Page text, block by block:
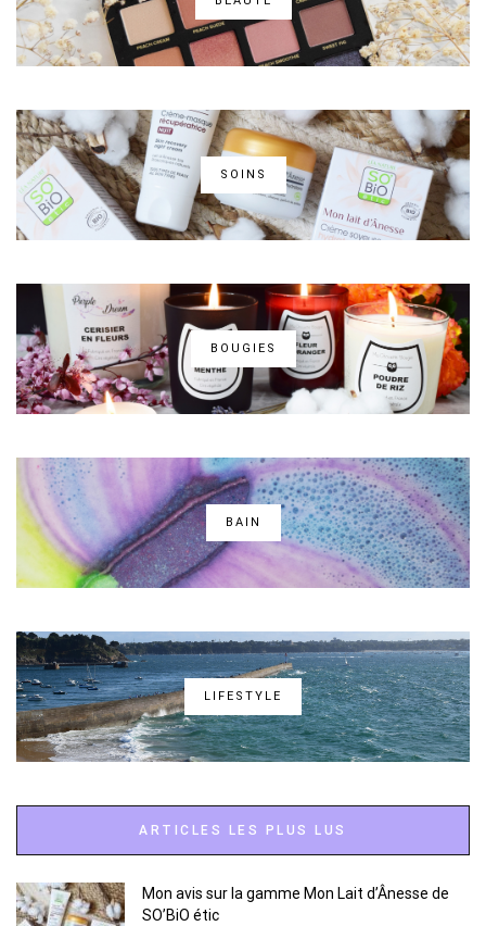
SOINS
BOUGIES
BAIN
LIFESTYLE
ARTICLES LES PLUS LUS
Mon avis sur la gamme Mon Lait d’Ânesse de
SO’BiO étic